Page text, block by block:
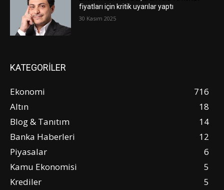
fiyatları için kritik uyarılar yaptı
30 Kasım 2025
KATEGORİLER
Ekonomi
716
Altın
18
Blog & Tanıtım
14
Banka Haberleri
12
Piyasalar
6
Kamu Ekonomisi
5
Krediler
5